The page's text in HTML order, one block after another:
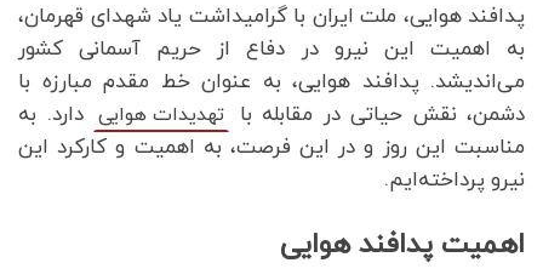
پدافند هوایی، ملت ایران با گرامیداشت یاد شهدای قهرمان،
به اهمیت این نیرو در دفاع از حریم آسمانی کشور
می‌اندیشد. پدافند هوایی، به عنوان خط مقدم مبارزه با
دشمن، نقش حیاتی در مقابله با
تهدیدات هوایی دارد. به
مناسبت این روز و در این فرصت، به اهمیت و کارکرد این
نیرو پرداخته‌ایم.
اهمیت پدافند هوایی